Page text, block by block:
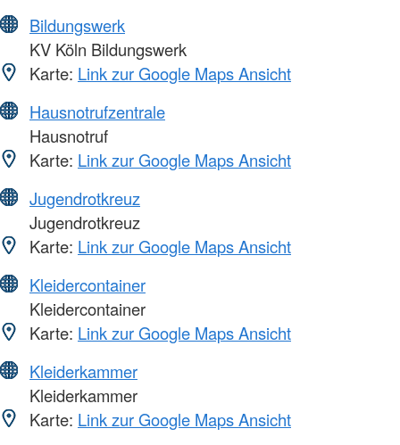
Bildungswerk
KV Köln Bildungswerk
Karte: Link zur Google Maps Ansicht
Hausnotrufzentrale
Hausnotruf
Karte: Link zur Google Maps Ansicht
Jugendrotkreuz
Jugendrotkreuz
Karte: Link zur Google Maps Ansicht
Kleidercontainer
Kleidercontainer
Karte: Link zur Google Maps Ansicht
Kleiderkammer
Kleiderkammer
Karte: Link zur Google Maps Ansicht